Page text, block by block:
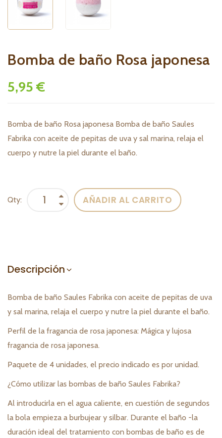
Bomba de baño Rosa japonesa
5,95 €
Bomba de baño Rosa japonesa Bomba de baño Saules
Fabrika con aceite de pepitas de uva y sal marina, relaja el
cuerpo y nutre la piel durante el baño.
Qty: AÑADIR AL CARRITO
Descripción
Bomba de baño Saules Fabrika con aceite de pepitas de uva
y sal marina, relaja el cuerpo y nutre la piel durante el baño.
Perfil de la fragancia de rosa japonesa: Mágica y lujosa
fragancia de rosa japonesa.
Paquete de 4 unidades, el precio indicado es por unidad.
¿Cómo utilizar las bombas de baño Saules Fabrika?
Al introducirla en el agua caliente, en cuestión de segundos
la bola empieza a burbujear y silbar. Durante el baño -la
duración ideal del tratamiento con bombas de baño es de